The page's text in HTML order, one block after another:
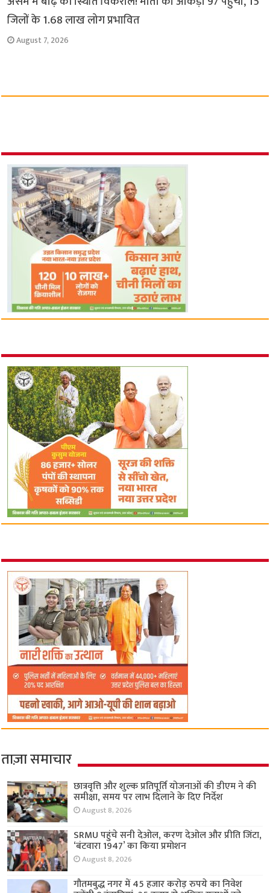
जिलों के 1.68 लाख लोग प्रभावित
August 7, 2026
ताज़ा समाचार
छात्रवृत्ति और शुल्क प्रतिपूर्ति योजनाओं की डीएम ने की
समीक्षा, समय पर लाभ दिलाने के दिए निर्देश
August 8, 2026
SRMU पहुंचे सनी देओल, करण देओल और प्रीति जिंटा,
‘बंटवारा 1947’ का किया प्रमोशन
August 8, 2026
गौतमबुद्ध नगर में 45 हजार करोड़ रुपये का निवेश